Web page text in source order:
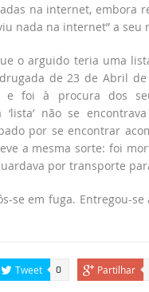
na internet, embora
nada na internet” a seu
o arguido teria uma
de 23 de Abril de
e foi à procura dos
não se
por se encontrar
a mesma sorte: foi
por transporte
se em fuga. Entregou-se
Tweet 0 Partilhar